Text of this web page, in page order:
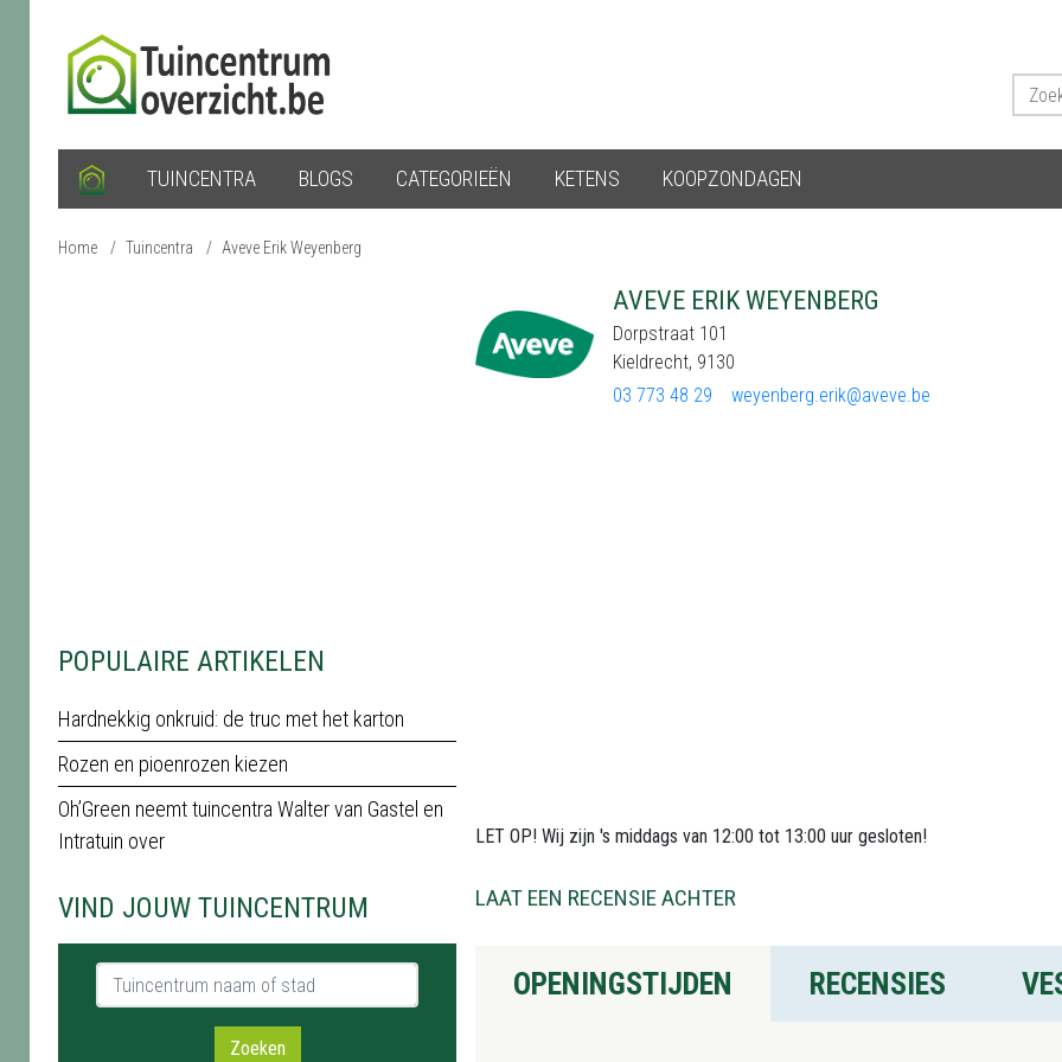
TUINCENTRA BLOGS CATEGORIEËN KETENS KOOPZONDAGEN
Home / Tuincentra / Aveve Erik Weyenberg
POPULAIRE ARTIKELEN
Hardnekkig onkruid: de truc met het karton
Rozen en pioenrozen kiezen
Oh’Green neemt tuincentra Walter van Gastel en
Intratuin over
VIND JOUW TUINCENTRUM
Tuincentrum naam of stad
Zoeken
AVEVE ERIK WEYENBERG
Dorpstraat 101
Kieldrecht, 9130
03 773 48 29
weyenberg.erik@aveve.be
LET OP! Wij zijn 's middags van 12:00 tot 13:00 uur gesloten!
LAAT EEN RECENSIE ACHTER
OPENINGSTIJDEN RECENSIES